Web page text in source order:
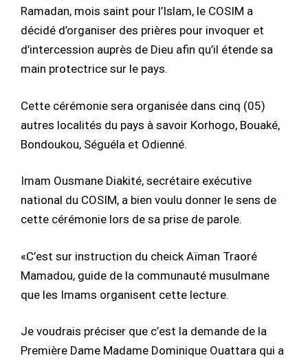
Ramadan, mois saint pour l’Islam, le COSIM a
décidé d’organiser des prières pour invoquer et
d’intercession auprès de Dieu afin qu’il étende sa
main protectrice sur le pays.
Cette cérémonie sera organisée dans cinq (05)
autres localités du pays à savoir Korhogo, Bouaké,
Bondoukou, Séguéla et Odienné.
Imam Ousmane Diakité, secrétaire exécutive
national du COSIM, a bien voulu donner le sens de
cette cérémonie lors de sa prise de parole.
«C’est sur instruction du cheick Aïman Traoré
Mamadou, guide de la communauté musulmane
que les Imams organisent cette lecture.
Je voudrais préciser que c’est la demande de la
Première Dame Madame Dominique Ouattara qui a